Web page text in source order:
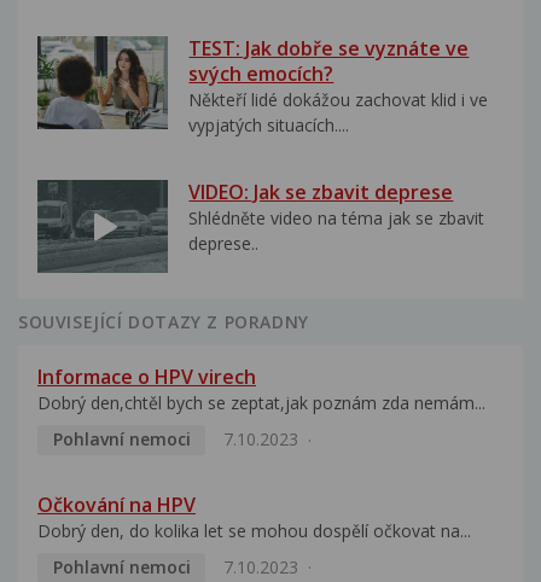
TEST: Jak dobře se vyznáte ve
svých emocích?
Někteří lidé dokážou zachovat klid i ve
vypjatých situacích....
VIDEO: Jak se zbavit deprese
Shlédněte video na téma jak se zbavit
deprese..
SOUVISEJÍCÍ DOTAZY Z PORADNY
Informace o HPV virech
Dobrý den,chtěl bych se zeptat,jak poznám zda nemám...
Pohlavní nemoci
7.10.2023
Očkování na HPV
Dobrý den, do kolika let se mohou dospělí očkovat na...
Pohlavní nemoci
7.10.2023